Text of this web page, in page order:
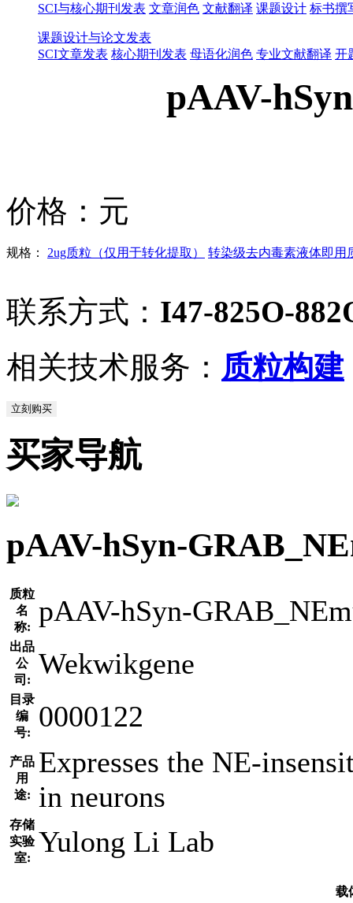
SCI与核心期刊发表 文章润色 文献翻译 课题设计 标书撰
课题设计与论文发表
SCI文章发表 核心期刊发表 母语化润色 专业文献翻译 开
pAAV-
价格： 元
规格： 2ug质粒（仅用于转化提取） 转染级去内毒素液体即用
联系方式： I47-825O-
相关技术服务： 质粒构建
立刻购买
买家导航
pAAV-hSyn-
质粒
名
称:
pAAV-hSyn-
出品
公
司:
Wekwikgene
目录
编
号:
0000122
产品
用
途:
Expresses the NE-
in neurons
存储
实验
室:
Yulong Li Lab
载